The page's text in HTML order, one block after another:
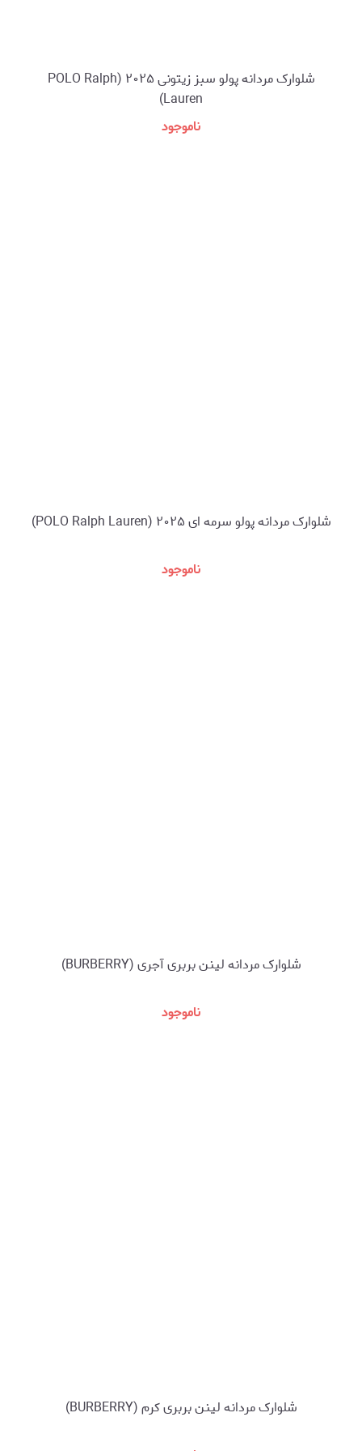
شلوارک مردانه پولو سبز زیتونی ۲۰۲۵ (POLO Ralph
Lauren)
ناموجود
شلوارک مردانه پولو سرمه ای ۲۰۲۵ (POLO Ralph Lauren)
ناموجود
شلوارک مردانه لینن بربری آجری (BURBERRY)
ناموجود
شلوارک مردانه لینن بربری کرم (BURBERRY)